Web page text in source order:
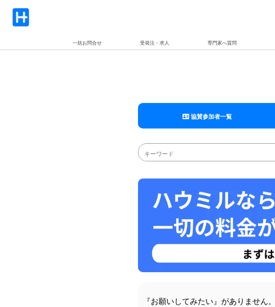
一括お問合せ 受発注・求人 専門家へ質問
協賛参加者一覧
『お願いしてみたい』がありません。